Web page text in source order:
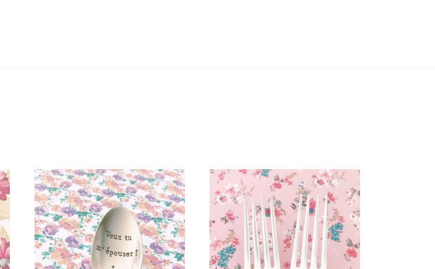
PETITE CUILLÈRE GRAVÉE
VINTAGE : VEUX TU M’ÉPOUSER ?
35,00€
LOT « MARIAGE » DE DEUX
FOURCHETTES GRAVÉES
PERSONNALISÉES VINTAGE
45,00 €